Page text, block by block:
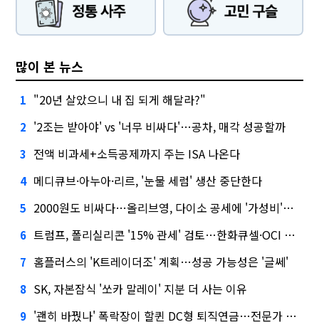
많이 본 뉴스
1 "20년 살았으니 내 집 되게 해달라?"
2 '2조는 받아야' vs '너무 비싸다'…공차, 매각 성공할까
3 전액 비과세+소득공제까지 주는 ISA 나온다
4 메디큐브·아누아·리르, '눈물 세럼' 생산 중단한다
5 2000원도 비싸다…올리브영, 다이소 공세에 '가성비'로 맞불
6 트럼프, 폴리실리콘 '15% 관세' 검토…한화큐셀·OCI 영향은?
7 홈플러스의 'K트레이더조' 계획…성공 가능성은 '글쎄'
8 SK, 자본잠식 '쏘카 말레이' 지분 더 사는 이유
9 '괜히 바꿨나' 폭락장이 할퀸 DC형 퇴직연금…전문가 조언은